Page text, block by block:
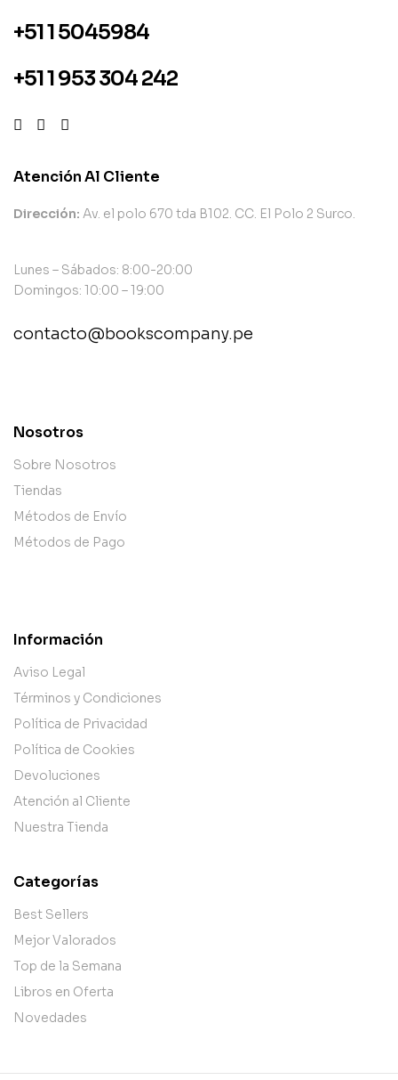
+51 1 5045984
+51 1 953 304 242
Atención Al Cliente
Dirección: Av. el polo 670 tda B102. CC. El Polo 2 Surco.
Lunes – Sábados: 8:00-20:00
Domingos: 10:00 – 19:00
contacto@bookscompany.pe
Nosotros
Sobre Nosotros
Tiendas
Métodos de Envío
Métodos de Pago
Información
Aviso Legal
Términos y Condiciones
Política de Privacidad
Política de Cookies
Devoluciones
Atención al Cliente
Nuestra Tienda
Categorías
Best Sellers
Mejor Valorados
Top de la Semana
Libros en Oferta
Novedades